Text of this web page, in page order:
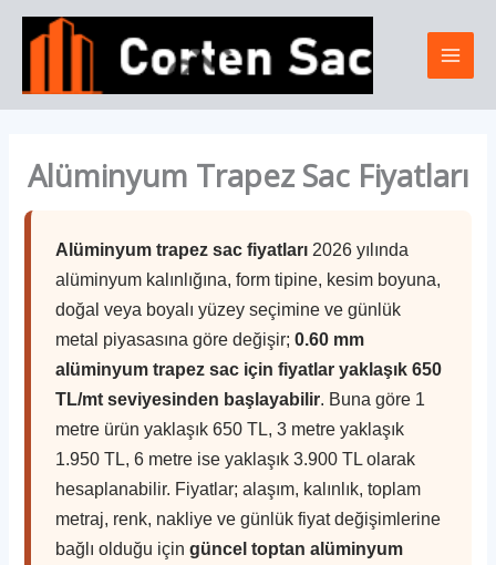
İçeriğe
Alüminyum Trapez Sac Fiyatları
Alüminyum trapez sac fiyatları 2026 yılında
alüminyum kalınlığına, form tipine, kesim boyuna,
doğal veya boyalı yüzey seçimine ve günlük
metal piyasasına göre değişir;0.60 mm
alüminyum trapez sac için fiyatlar yaklaşık 650
TL/mt seviyesinden başlayabilir. Buna göre 1
metre ürün yaklaşık 650 TL, 3 metre yaklaşık
1.950 TL, 6 metre ise yaklaşık 3.900 TL olarak
hesaplanabilir. Fiyatlar; alaşım, kalınlık, toplam
metraj, renk, nakliye ve günlük fiyat değişimlerine
bağlı olduğu içingüncel toptan alüminyum